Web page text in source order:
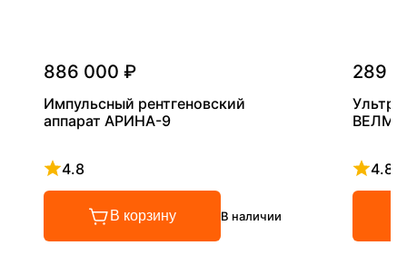
886 000 ₽
Импульсный рентгеновский
аппарат АРИНА-9
4.8
Рейтинг 4.8 из 5
В корзину В наличии
289
4.8